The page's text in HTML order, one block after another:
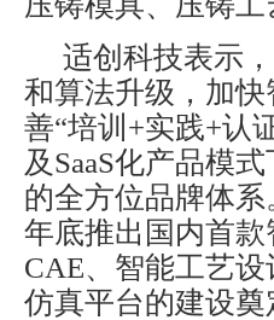
适创科技表示
和算法升级，加
善“培训+实践+认
及SaaS化产品模
的全方位品牌体
年底推出国内首
CAE、智能工艺
仿真平台的建设奠